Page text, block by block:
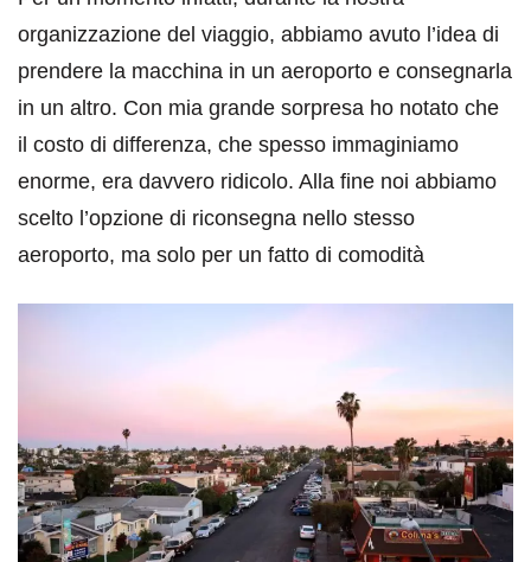
organizzazione del viaggio, abbiamo avuto l’idea di
prendere la macchina in un aeroporto e consegnarla
in un altro. Con mia grande sorpresa ho notato che
il costo di differenza, che spesso immaginiamo
enorme, era davvero ridicolo. Alla fine noi abbiamo
scelto l’opzione di riconsegna nello stesso
aeroporto, ma solo per un fatto di comodità